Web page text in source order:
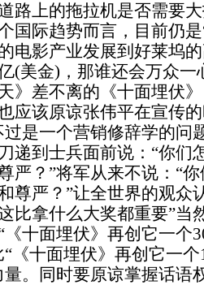
路上的拖拉机是否需要
国际趋势而言，目前仍
电影产业发展到好莱坞
(美金)，那谁还会万众
》差不离的《十面埋伏
该原谅张伟平在宣传的
过是一个营销修辞学的问
递到士兵面前说：“你们
严？”将军从来不说：“
尊严？”让全世界的观众
比拿什么大奖都重要”当
《十面埋伏》再创它一个
“《十面埋伏》再创它一
量。同时要原谅掌握话语